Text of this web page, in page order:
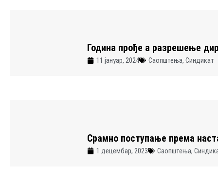
Година прође а разрешење
11 јануар, 2024 Саопштења, Синдикат
Срамно поступање према
1 децембар, 2023 Саопштења,